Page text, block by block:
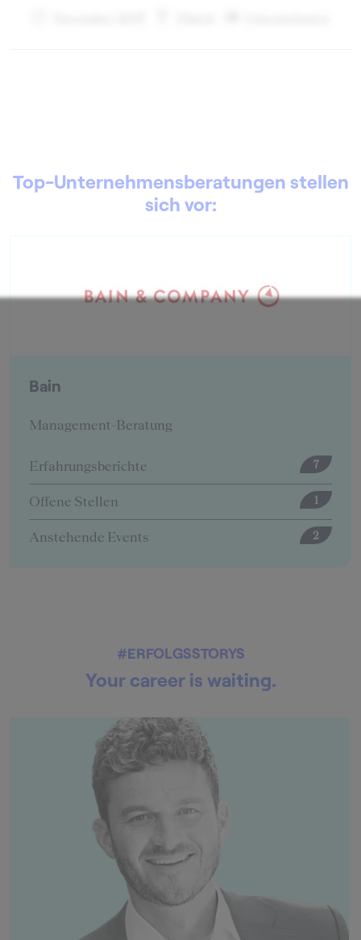
Top-Unternehmensberatungen stellen
sich vor:
BearingPoint
Management-Beratung
Erfahrungsberichte 12
Offene Stellen 5
#ERFOLGSSTORYS
Your career is waiting.